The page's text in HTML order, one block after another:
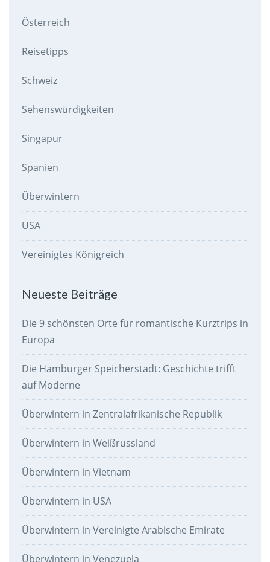
Österreich
Reisetipps
Schweiz
Sehenswürdigkeiten
Singapur
Spanien
Überwintern
USA
Vereinigtes Königreich
Neueste Beiträge
Die 9 schönsten Orte für romantische Kurztrips in
Europa
Die Hamburger Speicherstadt: Geschichte trifft
auf Moderne
Überwintern in Zentralafrikanische Republik
Überwintern in Weißrussland
Überwintern in Vietnam
Überwintern in USA
Überwintern in Vereinigte Arabische Emirate
Überwintern in Venezuela